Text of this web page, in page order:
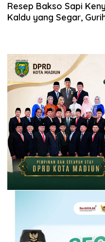
Resep Bakso Sapi
Kaldu yang Segar,